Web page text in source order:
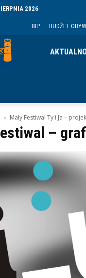
2026
BIP BUDŻET
Mały Festiwal Ty i Ja –
–